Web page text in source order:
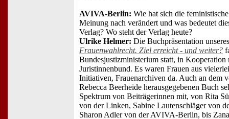
AVIVA-Berlin: Wie hat sich die
Meinung nach verändert und was bedeutet
Verlag? Wo steht der Verlag heute?
Ulrike Helmer: Die Buchpräsentation
Frauenwahlrecht. Ziel erreicht - und weiter?
Bundesjustizministerium statt, in Kooperation
Juristinnenbund. Es waren Frauen aus
Initiativen, Frauenarchiven da. Auch an dem
Rebecca Beerheide herausgegebenen Buch
Spektrum von Beiträgerinnen mit, von Rita
von der Linken, Sabine Lautenschläger von
Sharon Adler von der AVIVA-Berlin, bis